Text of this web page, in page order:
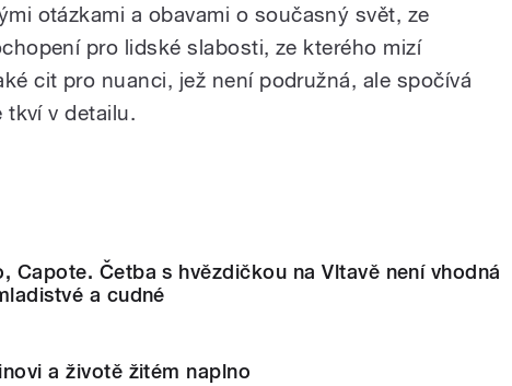
otázkami a obavami o současný svět, ze
pro lidské slabosti, ze kterého mizí
cit pro nuanci, jež není podružná, ale spočívá
tkví v detailu.
Capote. Četba s hvězdičkou na Vltavě není vhodná
a cudné
a životě žitém naplno